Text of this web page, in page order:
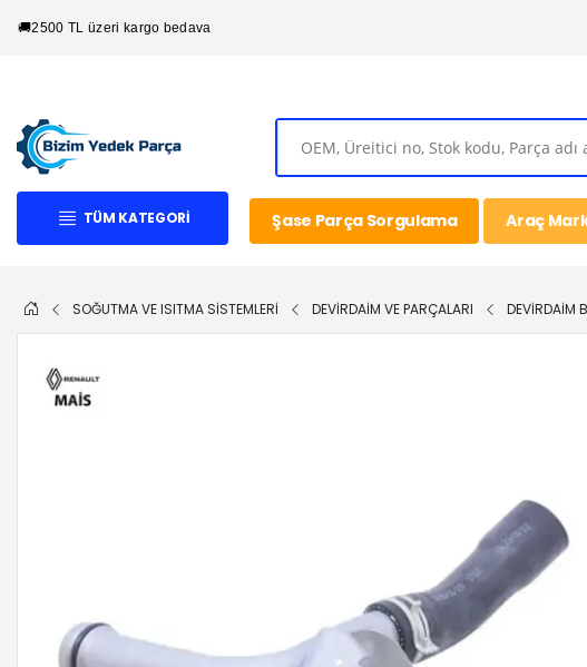
🚚2500 TL üzeri kargo bedava
TÜM KATEGORI Şase Parça Sorgulama Araç
SOĞUTMA VE ISITMA SİSTEMLERİ DEVİRDAİM VE PARÇALARI DEVİRDAİM